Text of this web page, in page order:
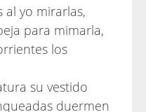
al yo mirarlas,
para mimarla,
los
su vestido
duermen